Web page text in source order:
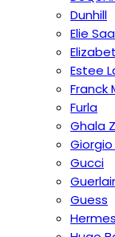
Dunhill
Elie
Estee
Franck
Furla
Ghala
Gucci
Guess
Hermes